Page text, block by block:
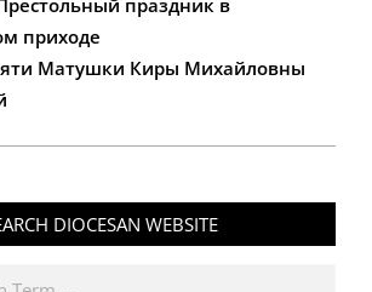
праздник в
приходе
Матушки Киры Михайловны
DIOCESAN WEBSITE